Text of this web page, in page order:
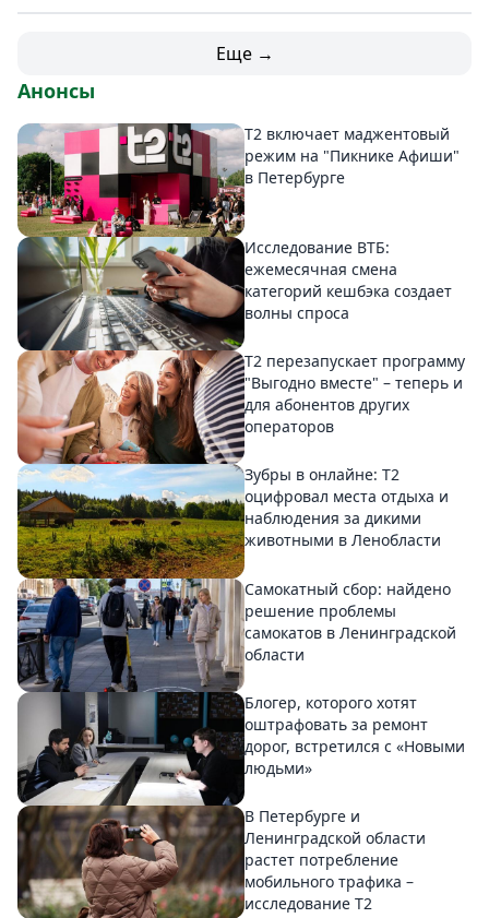
Еще →
Анонсы
Т2 включает маджентовый
режим на "Пикнике Афиши"
в Петербурге
Исследование ВТБ:
ежемесячная смена
категорий кешбэка создает
волны спроса
Т2 перезапускает программу
"Выгодно вместе" – теперь и
для абонентов других
операторов
Зубры в онлайне: Т2
оцифровал места отдыха и
наблюдения за дикими
животными в Ленобласти
Самокатный сбор: найдено
решение проблемы
самокатов в Ленинградской
области
Блогер, которого хотят
оштрафовать за ремонт
дорог, встретился с «Новыми
людьми»
В Петербурге и
Ленинградской области
растет потребление
мобильного трафика –
исследование T2